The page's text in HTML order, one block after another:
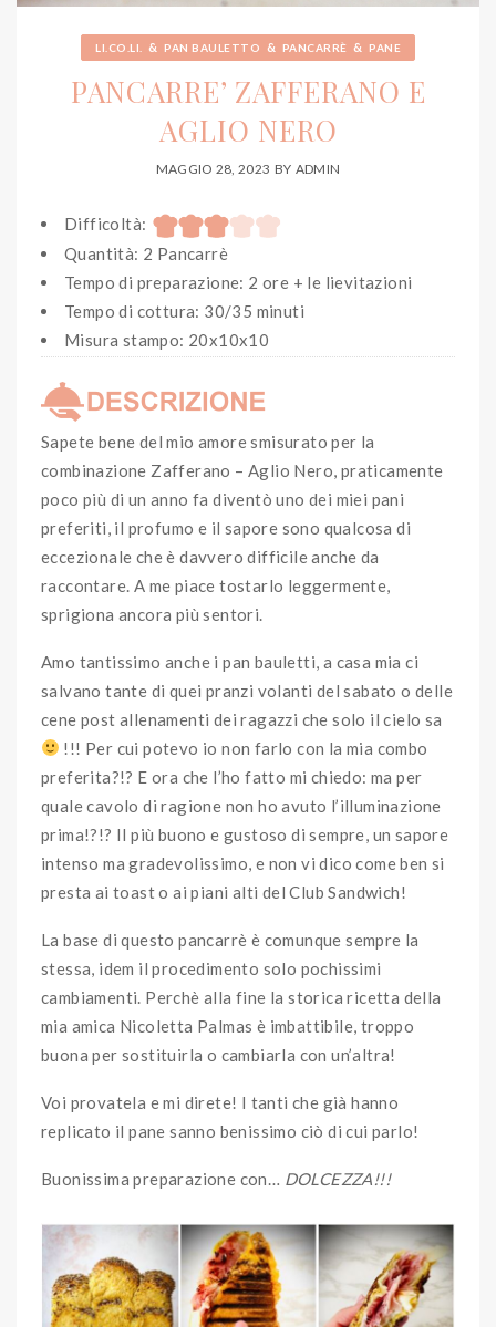
LI.CO.LI. & PAN BAULETTO & PANCARRÈ & PANE
PANCARRE’ ZAFFERANO E
AGLIO NERO
MAGGIO 28, 2023 BY ADMIN
Difficoltà:
Quantità: 2 Pancarrè
Tempo di preparazione: 2 ore + le lievitazioni
Tempo di cottura: 30/35 minuti
Misura stampo: 20x10x10
Sapete bene del mio amore smisurato per la
combinazione Zafferano – Aglio Nero, praticamente
poco più di un anno fa diventò uno dei miei pani
preferiti, il profumo e il sapore sono qualcosa di
eccezionale che è davvero difficile anche da
raccontare. A me piace tostarlo leggermente,
sprigiona ancora più sentori.
Amo tantissimo anche i pan bauletti, a casa mia ci
salvano tante di quei pranzi volanti del sabato o delle
cene post allenamenti dei ragazzi che solo il cielo sa
!!! Per cui potevo io non farlo con la mia combo
preferita?!? E ora che l’ho fatto mi chiedo: ma per
quale cavolo di ragione non ho avuto l’illuminazione
prima!?!? Il più buono e gustoso di sempre, un sapore
intenso ma gradevolissimo, e non vi dico come ben si
presta ai toast o ai piani alti del Club Sandwich!
La base di questo pancarrè è comunque sempre la
stessa, idem il procedimento solo pochissimi
cambiamenti. Perchè alla fine la storica ricetta della
mia amica Nicoletta Palmas è imbattibile, troppo
buona per sostituirla o cambiarla con un’altra!
Voi provatela e mi direte! I tanti che già hanno
replicato il pane sanno benissimo ciò di cui parlo!
Buonissima preparazione con… DOLCEZZA!!!